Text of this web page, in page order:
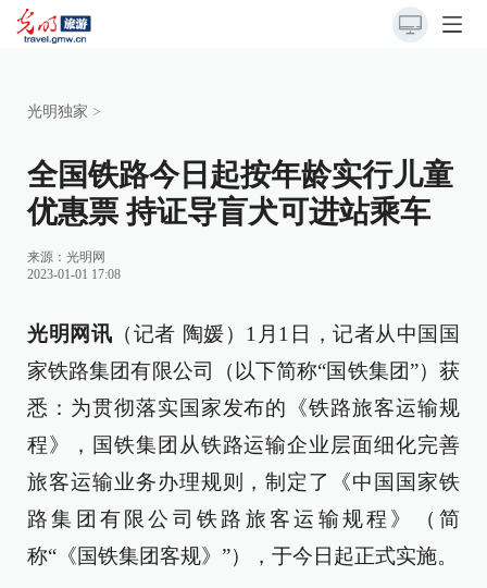
光明独家 >
全国铁路今日起按年龄实行儿童
优惠票 持证导盲犬可进站乘车
来源： 光明网
2023-01-01 17:08
光明网讯 （记者 陶媛）1月1日，记者从中国国
家铁路集团有限公司（以下简称“国铁集团”）获
悉：为贯彻落实国家发布的《铁路旅客运输规
程》，国铁集团从铁路运输企业层面细化完善
旅客运输业务办理规则，制定了《中国国家铁
路集团有限公司铁路旅客运输规程》（简
称“《国铁集团客规》”），于今日起正式实施。